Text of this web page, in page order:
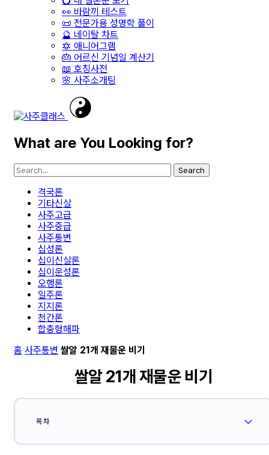
👀 바람끼 테스트
📜 전문가용 성명학 풀이
🔮 네이탈 차트
🔯 애니어그램
🎂 어르신 기념일 계산기
📖 호칭사전
🌸 사주소개팅
What are You Looking for?
Search
격국론
기타신살
사주고급
사주중급
사주통변
십성론
십이신살론
십이운성론
오행론
일주론
지지론
천간론
합충형해파
홈 사주통변 쌀알 21개 재물운 비기
쌀알 21개 재물운 비기
목차